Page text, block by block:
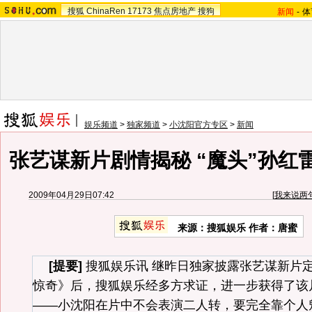
搜狐 ChinaRen 17173 焦点房地产 搜狗 新闻 -
娱乐频道 > 独家频道 > 小沈阳官方专区 > 新闻
张艺谋新片剧情揭秘 “魔头”孙红
2009年04月29日07:42 [我来说两
来源： 搜狐娱乐 作者：唐蜜
[提要] 搜狐娱乐讯 继昨日独家披露张艺谋新片
惊奇》后，搜狐娱乐经多方求证，进一步获得了
——小沈阳在片中不会表演二人转，要完全靠个人